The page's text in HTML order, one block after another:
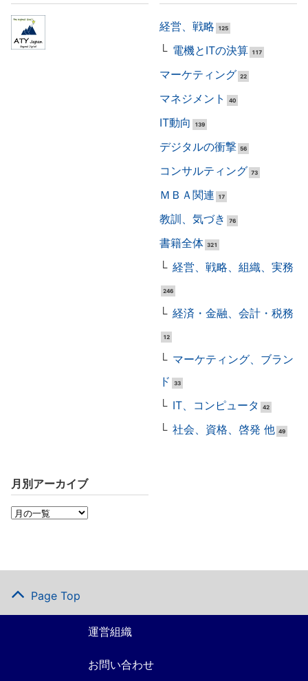
経営、戦略 125
電機とITの決算 117
マーケティング 22
マネジメント 40
IT動向 139
デジタルの衝撃 56
コンサルティング 73
ＭＢＡ関連 17
教訓、気づき 76
書籍全体 321
経営、戦略、組織、実務
246
経済・金融、会計・税務
12
マーケティング、ブラン
ド
33
IT、コンピュータ 42
社会、資格、啓発 他 49
月別アーカイブ
Page Top
運営組織
お問い合わせ